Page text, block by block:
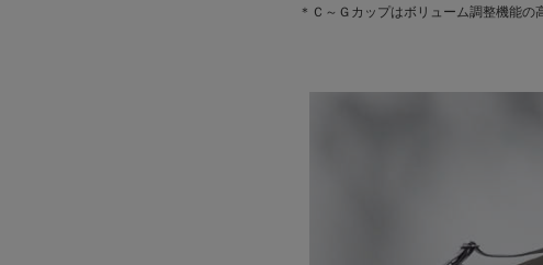
＊Ｃ～Ｇカップはボリューム調整機能